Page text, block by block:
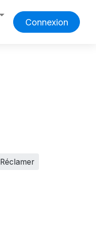
Connexion
Réclamer